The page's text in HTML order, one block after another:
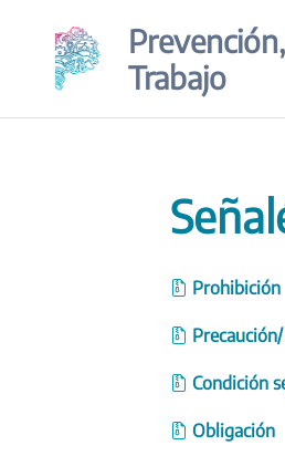
contenido
Trabajo
Prohibición
Condición
Obligación